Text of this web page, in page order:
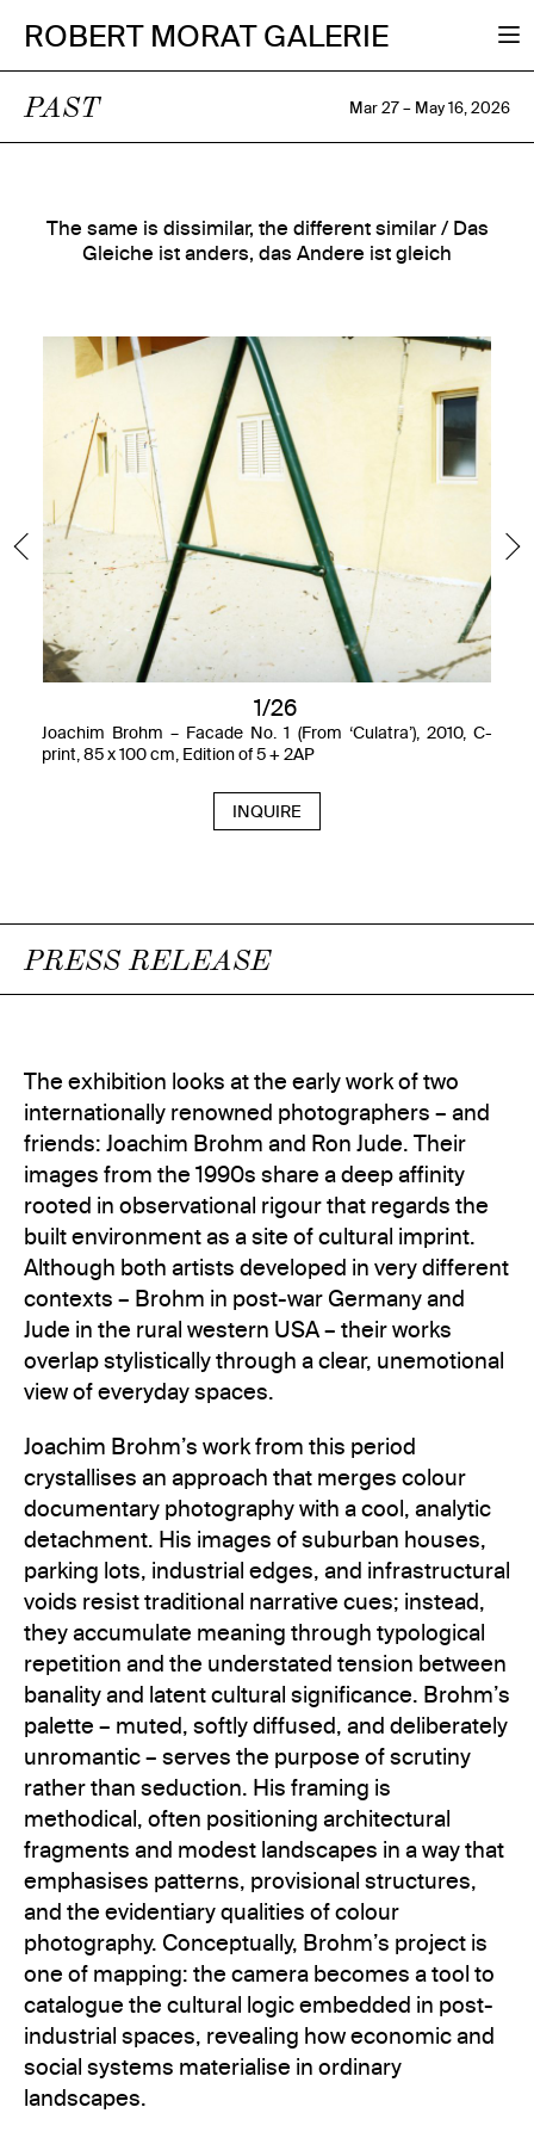
ROBERT MORAT GALERIE
PAST Mar 27 – May 16, 2026
The same is dissimilar, the different similar / Das
Gleiche ist anders, das Andere ist gleich
Joachim Brohm – Facade No. 1 (From ‘Culatra’), 2010, C-
print, 85 x 100 cm, Edition of 5 + 2AP
1/26
INQUIRE
PRESS RELEASE
The exhibition looks at the early work of two
internationally renowned photographers – and
friends: Joachim Brohm and Ron Jude. Their
images from the 1990s share a deep affinity
rooted in observational rigour that regards the
built environment as a site of cultural imprint.
Although both artists developed in very different
contexts – Brohm in post-war Germany and
Jude in the rural western USA – their works
overlap stylistically through a clear, unemotional
view of everyday spaces.
Joachim Brohm’s work from this period
crystallises an approach that merges colour
documentary photography with a cool, analytic
detachment. His images of suburban houses,
parking lots, industrial edges, and infrastructural
voids resist traditional narrative cues; instead,
they accumulate meaning through typological
repetition and the understated tension between
banality and latent cultural significance. Brohm’s
palette – muted, softly diffused, and deliberately
unromantic – serves the purpose of scrutiny
rather than seduction. His framing is
methodical, often positioning architectural
fragments and modest landscapes in a way that
emphasises patterns, provisional structures,
and the evidentiary qualities of colour
photography. Conceptually, Brohm’s project is
one of mapping: the camera becomes a tool to
catalogue the cultural logic embedded in post-
industrial spaces, revealing how economic and
social systems materialise in ordinary
landscapes.